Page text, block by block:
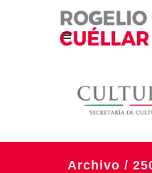
Archivo /